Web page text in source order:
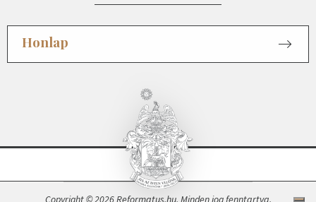
Honlap
Copyright © 2026 Reformatus.hu. Minden jog fenntartva.